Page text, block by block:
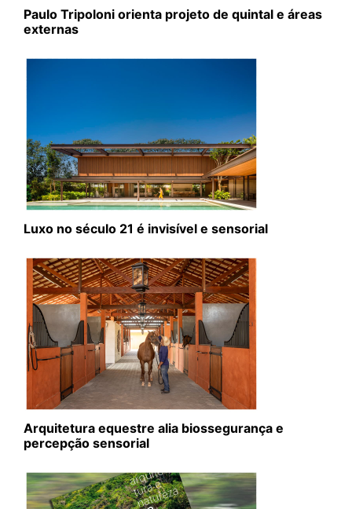
Paulo Tripoloni orienta projeto de quintal e áreas
externas
Luxo no século 21 é invisível e sensorial
Arquitetura equestre alia biossegurança e
percepção sensorial